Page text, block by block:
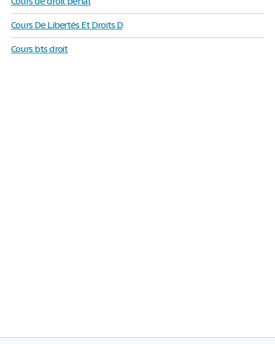
Cours De Libertés Et Droits D
Cours bts droit